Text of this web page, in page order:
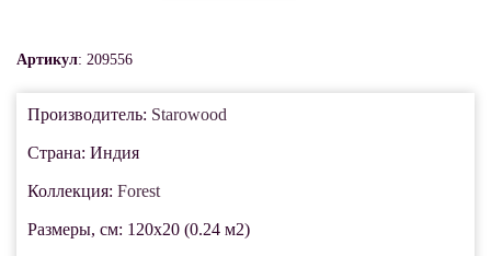
Артикул: 209556
Производитель: Starowood
Страна: Индия
Коллекция: Forest
Размеры, см: 120x20 (0.24 м2)